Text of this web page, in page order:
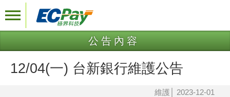
公告內容
12/04(一) 台新銀行維護公告
維護 2023-12-01